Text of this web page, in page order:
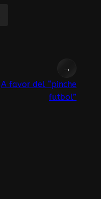
A favor del “pinche
futbol”
→